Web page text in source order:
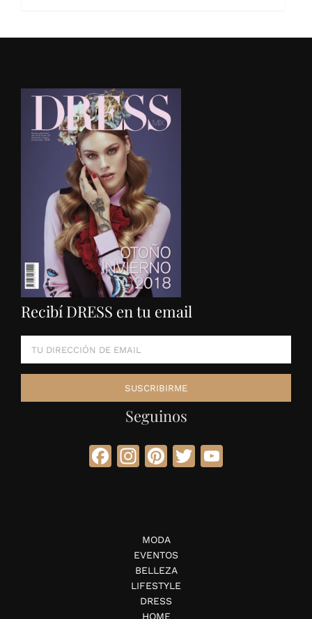
Recibí DRESS en tu email
Seguinos
Facebook
Instagram
Pinterest
Twitter
MODA
EVENTOS
BELLEZA
LIFESTYLE
DRESS
HOME